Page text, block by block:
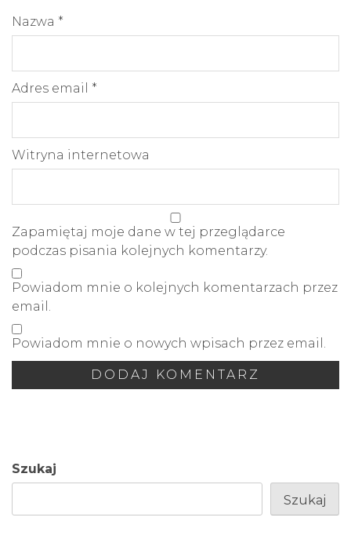
Nazwa *
Adres email *
Witryna internetowa
Zapamiętaj moje dane w tej przeglądarce
podczas pisania kolejnych komentarzy.
Powiadom mnie o kolejnych komentarzach przez
email.
Powiadom mnie o nowych wpisach przez email.
Szukaj
Szukaj